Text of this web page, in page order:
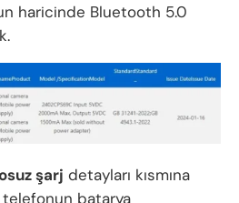
haricinde Bluetooth 5.0
şarj detayları kısmına
telefonun batarya